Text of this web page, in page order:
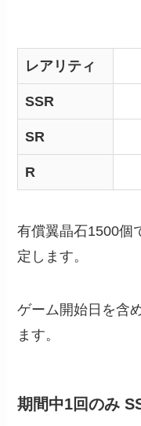
レアリティ
SSR
SR
R
有償翼晶石1500個
定します。
ゲーム開始日を含
ます。
期間中1回のみ